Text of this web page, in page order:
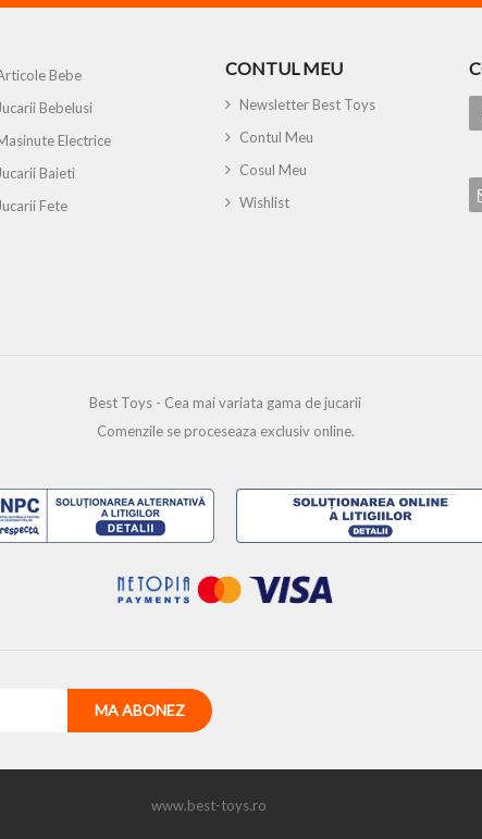
Bebe
Jucarii Bebelusi
Electrice
Jucarii Baieti
Jucarii Fete
CONTUL MEU
Newsletter Best Toys
Contul Meu
Cosul Meu
Wishlist
Best Toys - Cea mai variata gama de jucarii
Comenzile se proceseaza exclusiv online.
www.best-toys.ro